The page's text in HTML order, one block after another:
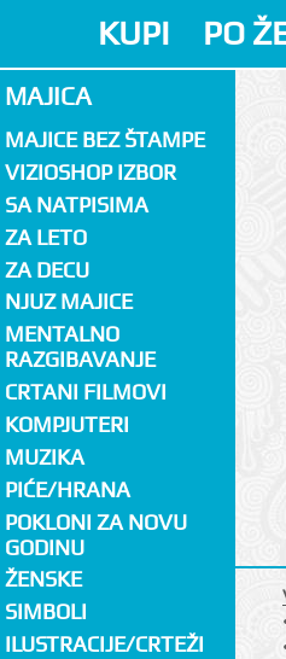
KUPI PO
MAJICA
MAJICE BEZ ŠTAMPE
VIZIOSHOP IZBOR
SA NATPISIMA
ZA LETO
ZA DECU
NJUZ MAJICE
MENTALNO
RAZGIBAVANJE
CRTANI FILMOVI
KOMPJUTERI
MUZIKA
PIĆE/HRANA
POKLONI ZA NOVU
GODINU
ŽENSKE
SIMBOLI
ILUSTRACIJE/CRTEŽI